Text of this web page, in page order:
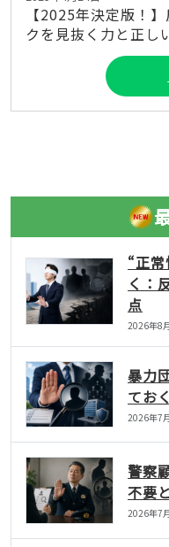
【2025年決定版！
クを見抜く力と正し
“正
く：
点
2026年8
暴力
てお
2026年7
警察
不要
2026年7